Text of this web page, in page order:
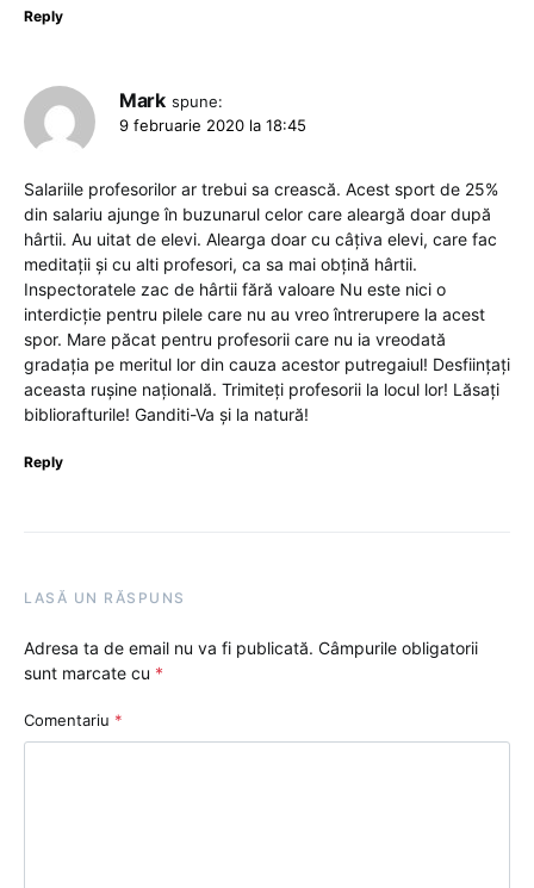
Reply
Mark spune:
9 februarie 2020 la 18:45
Salariile profesorilor ar trebui sa crească. Acest sport de 25%
din salariu ajunge în buzunarul celor care aleargă doar după
hârtii. Au uitat de elevi. Alearga doar cu câțiva elevi, care fac
meditații și cu alti profesori, ca sa mai obțină hârtii.
Inspectoratele zac de hârtii fără valoare Nu este nici o
interdicție pentru pilele care nu au vreo întrerupere la acest
spor. Mare păcat pentru profesorii care nu ia vreodată
gradația pe meritul lor din cauza acestor putregaiul! Desființați
aceasta rușine națională. Trimiteți profesorii la locul lor! Lăsați
bibliorafturile! Ganditi-Va și la natură!
Reply
LASĂ UN RĂSPUNS
Adresa ta de email nu va fi publicată. Câmpurile obligatorii
sunt marcate cu *
Comentariu *